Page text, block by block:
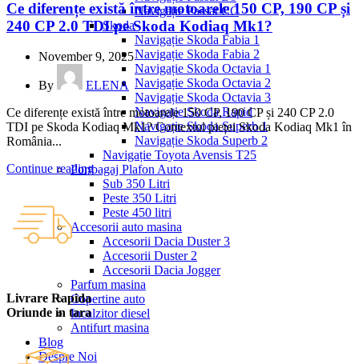
Navigație Passat CC
Skoda
Navigație Skoda Fabia 1
Navigație Skoda Fabia 2
Navigație Skoda Octavia 1
Navigație Skoda Octavia 2
Navigație Skoda Octavia 3
Navigație Skoda Rapid
Navigație Skoda Superb 1
Navigație Skoda Superb 2
Navigație Toyota Avensis T25
Portbagaj Plafon Auto
Sub 350 Litri
Peste 350 Litri
Peste 450 litri
Accesorii auto masina
Accesorii Dacia Duster 3
Accesorii Duster 2
Accesorii Dacia Jogger
Parfum masina
Copertine auto
Incalzitor diesel
Antifurt masina
Blog
Despre Noi
Ce diferențe există între motoarele 150 CP, 190 CP și
240 CP 2.0 TDI pe Skoda Kodiaq Mk1?
November 9, 2025
By
ELENA
Ce diferențe există între motoarele 150 CP, 190 CP și 240 CP 2.0
TDI pe Skoda Kodiaq Mk1? Contextul pieței Skoda Kodiaq Mk1 în
România...
Continue reading
Livrare Rapida
Oriunde in tara